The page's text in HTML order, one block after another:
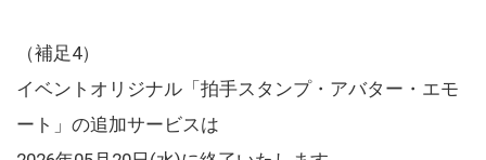
（補足4）
イベントオリジナル「拍手スタンプ・アバター・エモ
ート」の追加サービスは